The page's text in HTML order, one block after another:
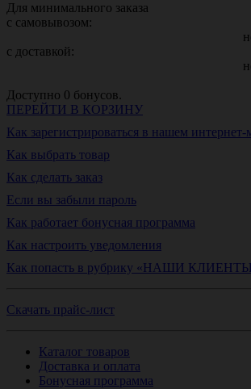
Для минимального заказа
с самовывозом:
с доставкой:
Доступно 0 бонусов.
ПЕРЕЙТИ В КОРЗИНУ
Как зарегистрироваться в нашем интернет-
Как выбрать товар
Как сделать заказ
Если вы забыли пароль
Как работает бонусная программа
Как настроить уведомления
Как попасть в рубрику «НАШИ
Скачать прайс-лист
Каталог товаров
Доставка и оплата
Бонусная программа